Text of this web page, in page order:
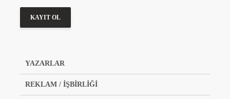
YAZARLAR
REKLAM / İŞBİRLİĞİ